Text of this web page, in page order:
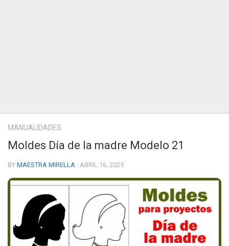
MANUALIDADES
Moldes Día de la madre Modelo 21
BY MAESTRA MIRELLA · ABRIL 16, 2025